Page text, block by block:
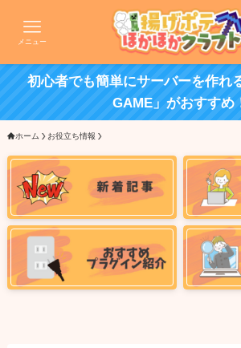
メニュー
初心者でも簡単にサーバーを作れ
GAME」がおすすめ
ホーム お役立ち情報